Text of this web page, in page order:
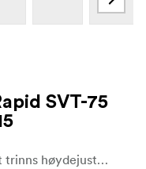
SVT-75
Et profesjonelt videostativ med ett trinns høydejustering, som er raskt og robust! Settet inneholder Sirui Tripod SVT-75 Pro og Sirui Fluid Head SVH15.